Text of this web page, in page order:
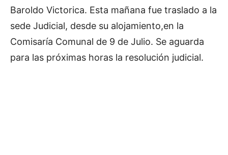
Baroldo Victorica. Esta mañana fue traslado a la
sede Judicial, desde su alojamiento,en la
Comisaría Comunal de 9 de Julio. Se aguarda
para las próximas horas la resolución judicial.